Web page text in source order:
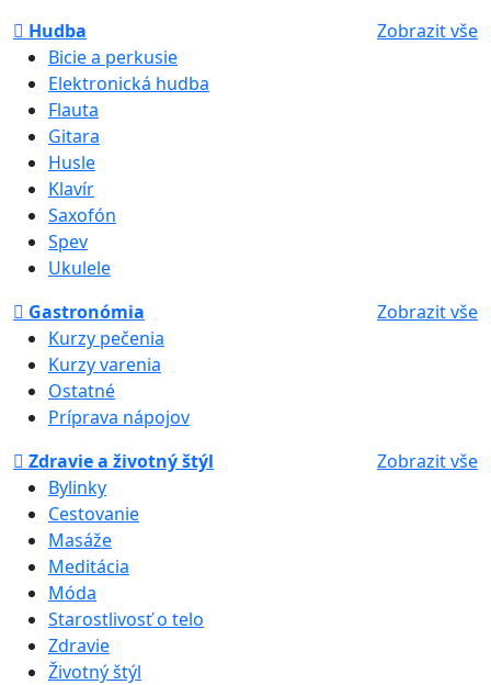
Hudba
Zobrazit vše
Bicie a perkusie
Elektronická hudba
Flauta
Gitara
Husle
Klavír
Saxofón
Spev
Ukulele
Gastronómia
Zobrazit vše
Kurzy pečenia
Kurzy varenia
Ostatné
Príprava nápojov
Zdravie a životný štýl
Zobrazit vše
Bylinky
Cestovanie
Masáže
Meditácia
Móda
Starostlivosť o telo
Zdravie
Životný štýl